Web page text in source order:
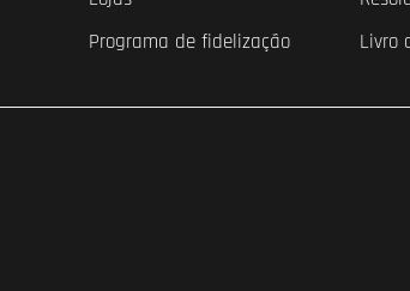
Programa de fidelização
Livro